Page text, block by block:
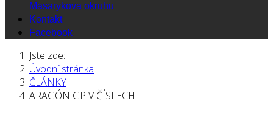
Masarykova okruhu
Kontakt
Facebook
Jste zde:
Úvodní stránka
ČLÁNKY
ARAGÓN GP V ČÍSLECH